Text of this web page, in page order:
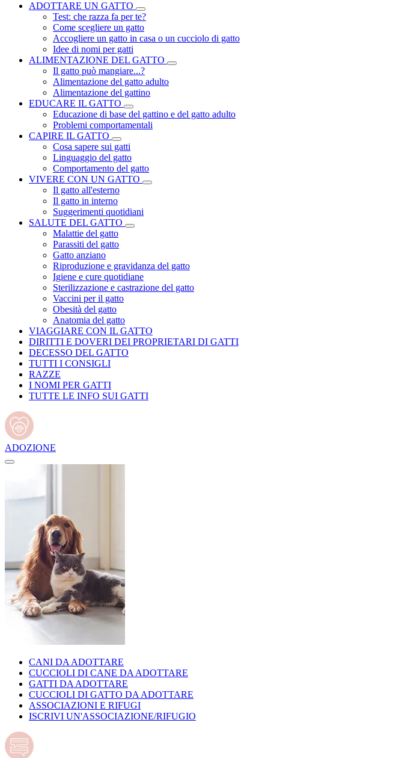
ADOTTARE UN GATTO
Test: che razza fa per te?
Come scegliere un gatto
Accogliere un gatto in casa o un cucciolo di gatto
Idee di nomi per gatti
ALIMENTAZIONE DEL GATTO
Il gatto può mangiare...?
Alimentazione del gatto adulto
Alimentazione del gattino
EDUCARE IL GATTO
Educazione di base del gattino e del gatto adulto
Problemi comportamentali
CAPIRE IL GATTO
Cosa sapere sui gatti
Linguaggio del gatto
Comportamento del gatto
VIVERE CON UN GATTO
Il gatto all'esterno
Il gatto in interno
Suggerimenti quotidiani
SALUTE DEL GATTO
Malattie del gatto
Parassiti del gatto
Gatto anziano
Riproduzione e gravidanza del gatto
Igiene e cure quotidiane
Sterilizzazione e castrazione del gatto
Vaccini per il gatto
Obesità del gatto
Anatomia del gatto
VIAGGIARE CON IL GATTO
DIRITTI E DOVERI DEI PROPRIETARI DI GATTI
DECESSO DEL GATTO
TUTTI I CONSIGLI
RAZZE
I NOMI PER GATTI
TUTTE LE INFO SUI GATTI
ADOZIONE
CANI DA ADOTTARE
CUCCIOLI DI CANE DA ADOTTARE
GATTI DA ADOTTARE
CUCCIOLI DI GATTO DA ADOTTARE
ASSOCIAZIONI E RIFUGI
ISCRIVI UN'ASSOCIAZIONE/RIFUGIO